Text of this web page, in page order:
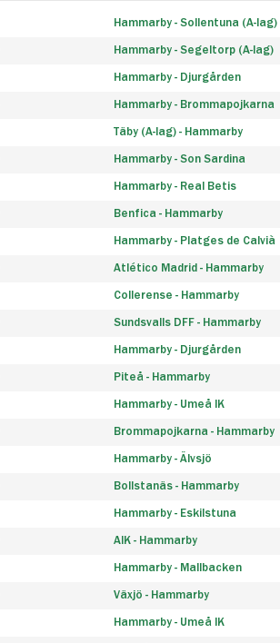
Hammarby - Sollentuna (A-lag)
Hammarby - Segeltorp (A-lag)
Hammarby - Djurgården
Hammarby - Brommapojkarna
Täby (A-lag) - Hammarby
Hammarby - Son Sardina
Hammarby - Real Betis
Benfica - Hammarby
Hammarby - Platges de Calvià
Atlético Madrid - Hammarby
Collerense - Hammarby
Sundsvalls DFF - Hammarby
Hammarby - Djurgården
Piteå - Hammarby
Hammarby - Umeå IK
Brommapojkarna - Hammarby
Hammarby - Älvsjö
Bollstanäs - Hammarby
Hammarby - Eskilstuna
AIK - Hammarby
Hammarby - Mallbacken
Växjö - Hammarby
Hammarby - Umeå IK